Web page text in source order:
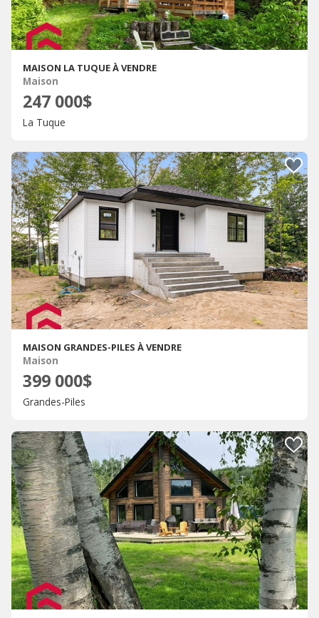
MAISON LA TUQUE À VENDRE
Maison
247 000$
La Tuque
MAISON GRANDES-PILES À VENDRE
Maison
399 000$
Grandes-Piles